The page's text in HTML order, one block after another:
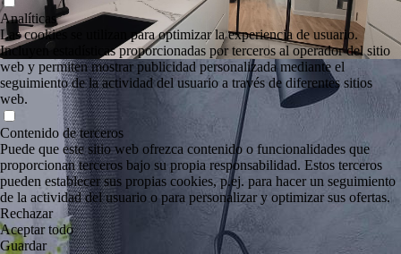
Analíticas
Las cookies se utilizan para optimizar la experiencia de usuario.
Incluyen estadísticas proporcionadas por terceros al operador del sitio
web y permiten mostrar publicidad personalizada mediante el
seguimiento de la actividad del usuario a través de diferentes sitios
web.
Contenido de terceros
Puede que este sitio web ofrezca contenido o funcionalidades que
proporcionan terceros bajo su propia responsabilidad. Estos terceros
pueden establecer sus propias cookies, p.ej. para hacer un seguimiento
de la actividad del usuario o para personalizar y optimizar sus ofertas.
Rechazar
Aceptar todo
Guardar